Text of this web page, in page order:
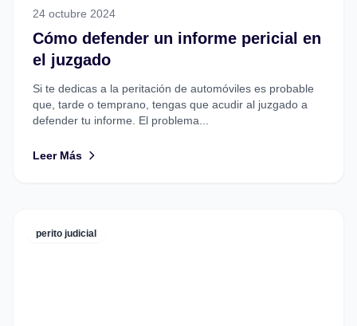
24 octubre 2024
Cómo defender un informe pericial en
el juzgado
Si te dedicas a la peritación de automóviles es probable
que, tarde o temprano, tengas que acudir al juzgado a
defender tu informe. El problema...
Leer Más
perito judicial